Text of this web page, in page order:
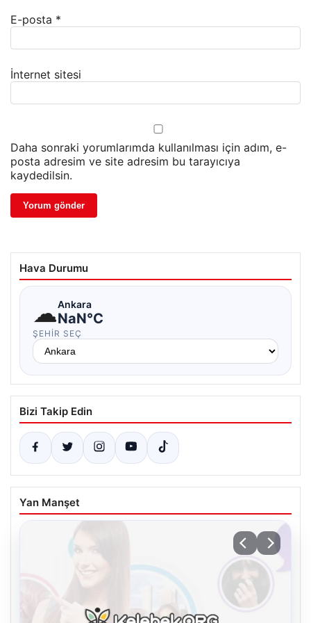
E-posta *
İnternet sitesi
Daha sonraki yorumlarımda kullanılması için adım, e-
posta adresim ve site adresim bu tarayıcıya
kaydedilsin.
Hava Durumu
☁Ankara
NaN°C
ŞEHIR SEÇ
Bizi Takip Edin
Yan Manşet